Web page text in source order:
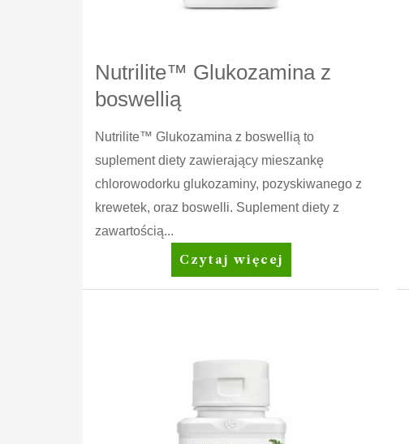
Nutrilite™ Glukozamina z
boswellią
Nutrilite™ Glukozamina z boswellią to
suplement diety zawierający mieszankę
chlorowodorku glukozaminy, pozyskiwanego z
krewetek, oraz boswelli. Suplement diety z
zawartością...
Nutrilite™
Glukozamina
Czytaj więcej